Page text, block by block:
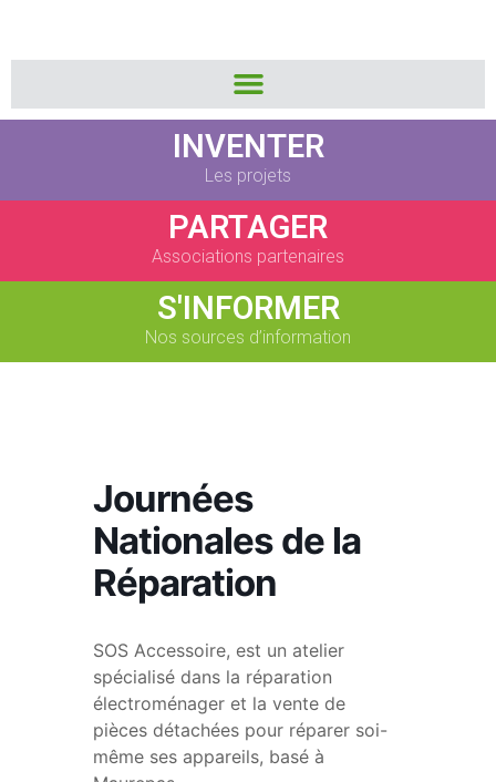
INVENTER
Les projets
PARTAGER
Associations partenaires
S'INFORMER
Nos sources d’information
Journées
Nationales de la
Réparation
SOS Accessoire, est un atelier
spécialisé dans la réparation
électroménager et la vente de
pièces détachées pour réparer soi-
même ses appareils, basé à